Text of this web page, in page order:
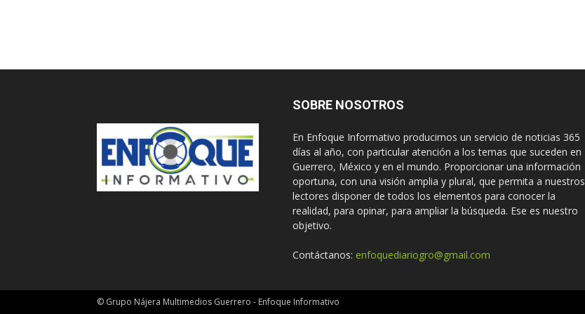
SOBRE NOSOTROS
En Enfoque Informativo producimos un servicio de noticias 365
días al año, con particular atención a los temas que suceden en
Guerrero, México y en el mundo. Proporcionar una información
oportuna, con una visión amplia y plural, que permita a nuestros
lectores disponer de todos los elementos para conocer la
realidad, para opinar, para ampliar la búsqueda. Ese es nuestro
objetivo.
Contáctanos: enfoquediariogro@gmail.com
© Grupo Nájera Multimedios Guerrero - Enfoque Informativo